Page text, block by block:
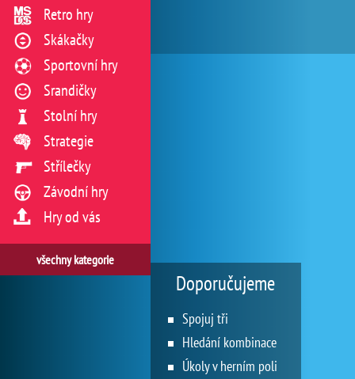
Retro hry
Skákačky
Sportovní hry
Srandičky
Stolní hry
Strategie
Střílečky
Závodní hry
Hry od vás
všechny kategorie
Doporučujeme
Spojuj tři
Hledání kombinace
Úkoly v herním poli